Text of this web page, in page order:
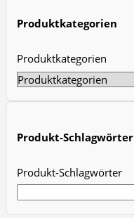
s
Produktkategorien
Produktkategorien
Produkt-Schlagwörter
Produkt-Schlagwörter